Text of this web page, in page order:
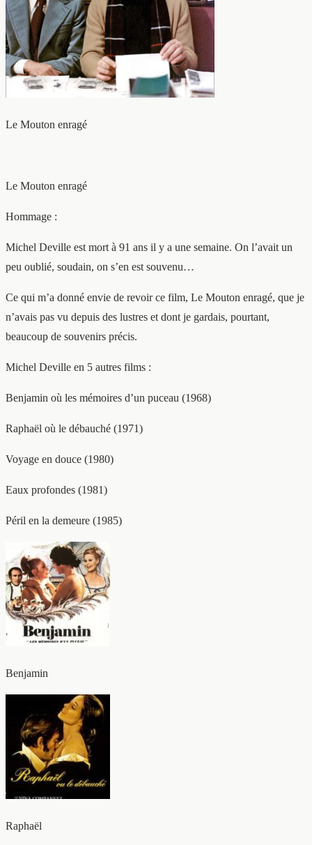
Le Mouton enragé
Le Mouton enragé
Hommage :
Michel Deville est mort à 91 ans il y a une semaine. On l’avait un
peu oublié, soudain, on s’en est souvenu…
Ce qui m’a donné envie de revoir ce film, Le Mouton enragé, que je
n’avais pas vu depuis des lustres et dont je gardais, pourtant,
beaucoup de souvenirs précis.
Michel Deville en 5 autres films :
Benjamin où les mémoires d’un puceau (1968)
Raphaël où le débauché (1971)
Voyage en douce (1980)
Eaux profondes (1981)
Péril en la demeure (1985)
Benjamin
Raphaël